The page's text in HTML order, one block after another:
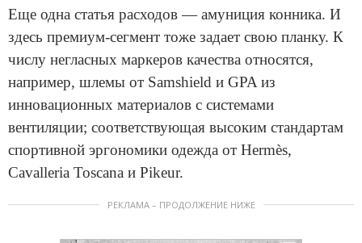
Еще одна статья расходов — амуниция конника. И
здесь премиум-сегмент тоже задает свою планку. К
числу негласных маркеров качества относятся,
например, шлемы от Samshield и GPA из
инновационных материалов с системами
вентиляции; соответствующая высоким стандартам
спортивной эргономики одежда от Hermès,
Cavalleria Toscana и Pikeur.
РЕКЛАМА – ПРОДОЛЖЕНИЕ НИЖЕ